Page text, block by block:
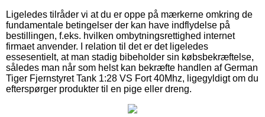
Ligeledes tilråder vi at du er oppe på mærkerne omkring de
fundamentale betingelser der kan have indflydelse på
bestillingen, f.eks. hvilken ombytningsrettighed internet
firmaet anvender. I relation til det er det ligeledes
essesentielt, at man stadig bibeholder sin købsbekræftelse,
således man når som helst kan bekræfte handlen af German
Tiger Fjernstyret Tank 1:28 VS Fort 40Mhz, ligegyldigt om du
efterspørger produkter til en pige eller dreng.